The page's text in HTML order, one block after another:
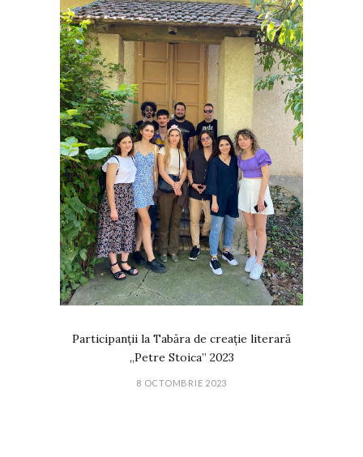
Participanții la Tabăra de creație literară
„Petre Stoica” 2023
8 OCTOMBRIE 2023